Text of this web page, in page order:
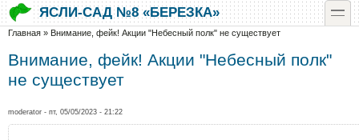
Перейти к основному содержанию
Skip to searchЯСЛИ-САД №8 «БЕРЕЗКА»
toggle
Вы здесь
Главная » Внимание, фейк! Акции "Небесный полк" не существует
Внимание, фейк! Акции "Небесный полк"
не существует
moderator - пт, 05/05/2023 - 21:22